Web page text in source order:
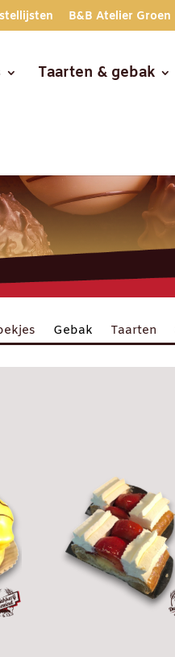
B&B Atelier Groen
Taarten & gebak
Gebak Taarten